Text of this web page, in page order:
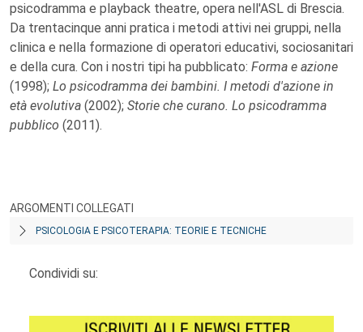
psicodramma e playback theatre, opera nell'ASL di Brescia.
Da trentacinque anni pratica i metodi attivi nei gruppi, nella
clinica e nella formazione di operatori educativi, sociosanitari
e della cura. Con i nostri tipi ha pubblicato: Forma e azione
(1998); Lo psicodramma dei bambini. I metodi d'azione in
età evolutiva (2002); Storie che curano. Lo psicodramma
pubblico (2011).
ARGOMENTI COLLEGATI
PSICOLOGIA E PSICOTERAPIA: TEORIE E TECNICHE
Condividi su: